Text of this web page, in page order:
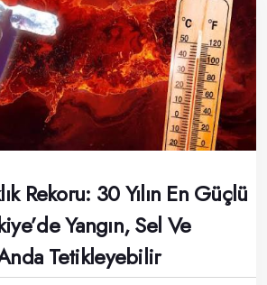
Rekoru: 30 Yılın En Güçlü
Yangın, Sel Ve
Anda Tetikleyebilir